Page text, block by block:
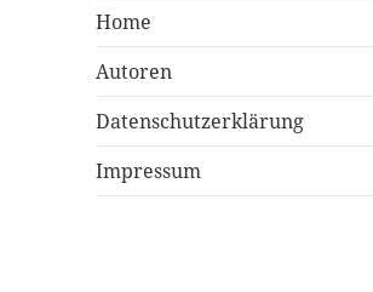
Home
Autoren
Datenschutzerklärung
Impressum